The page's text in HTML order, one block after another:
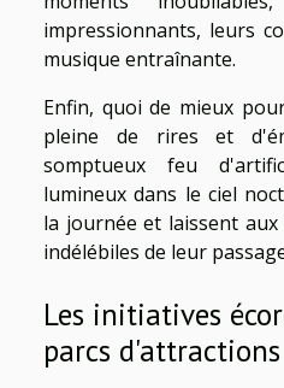
impressionnants, leurs
musique entraînante.
Enfin, quoi de mieux
pleine de rires et
somptueux feu
lumineux dans le ciel
la journée et laissent
indélébiles de leur
Les initiatives
parcs d'attractions